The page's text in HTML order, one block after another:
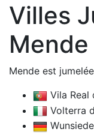
Villes
Mende
Mende est
Vila Real
Volterra